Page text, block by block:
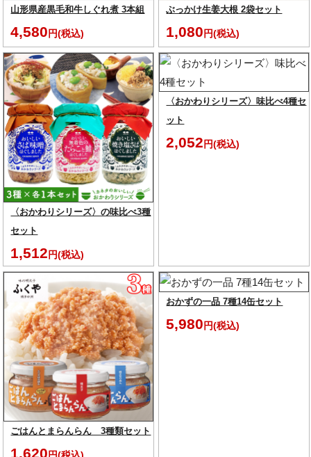
山形県産黒毛和牛しぐれ煮 3本組
4,580円(税込)
ぶっかけ生姜大根 2袋セット
1,080円(税込)
〈おかわりシリーズ〉の味比べ3種
セット
1,512円(税込)
〈おかわりシリーズ〉味比べ4種セ
ット
2,052円(税込)
ごはんとまらんらん 3種類セット
1,620円(税込)
おかずの一品 7種14缶セット
5,980 円(税込)